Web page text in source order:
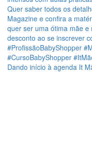
Dando início à agenda It